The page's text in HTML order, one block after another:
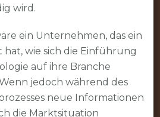
wird.
ein Unternehmen, das ein
wie sich die Einführung
auf ihre Branche
jedoch während des
neue Informationen
die Marktsituation